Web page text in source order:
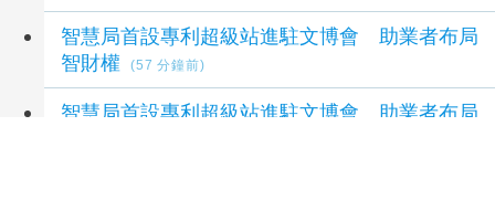
智慧局首設專利超級站進駐文博會 助業者布局
智財權
(57 分鐘前)
智慧局首設專利超級站進駐文博會 助業者布局